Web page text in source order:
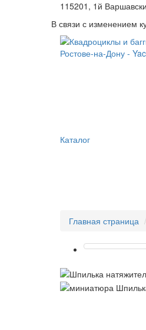
115201, 1й
В связи с изменением
Каталог
Главная страница